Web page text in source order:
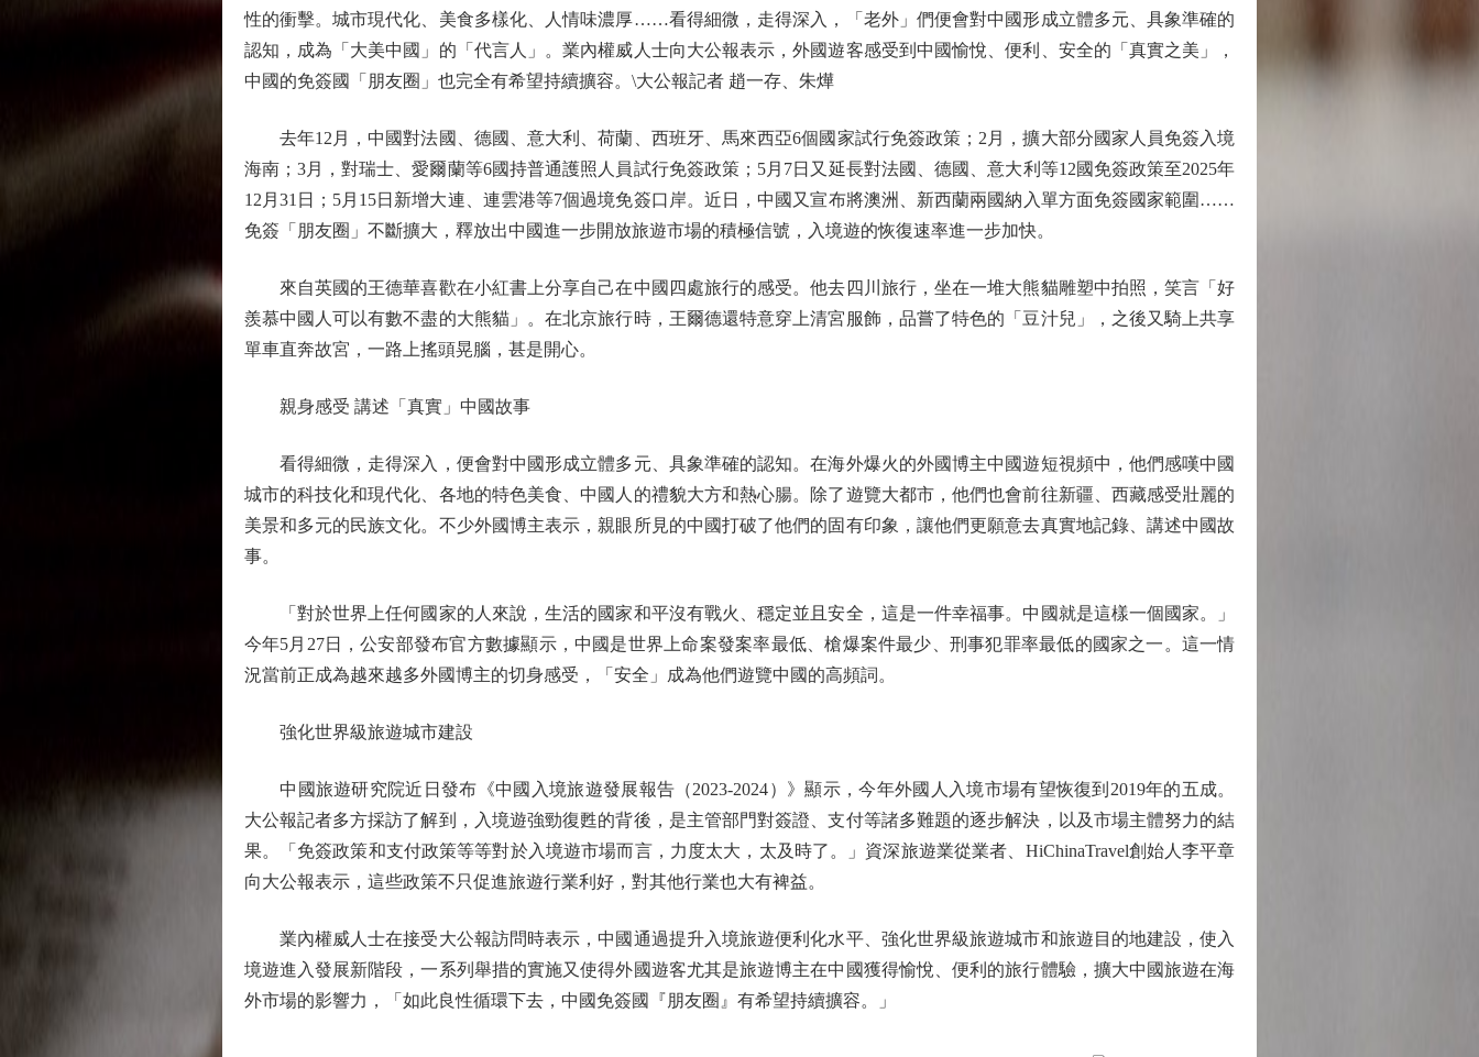
性的衝擊。城市現代化、美食多樣化、人情味濃厚……看得細微，走得深入，「老外」們便會對中國形成立體多元、具象準確的
認知，成為「大美中國」的「代言人」。業內權威人士向大公報表示，外國遊客感受到中國愉悅、便利、安全的「真實之美」，
中國的免簽國「朋友圈」也完全有希望持續擴容。\大公報記者 趙一存、朱燁
去年12月，中國對法國、德國、意大利、荷蘭、西班牙、馬來西亞6個國家試行免簽政策；2月，擴大部分國家人員免簽入境
海南；3月，對瑞士、愛爾蘭等6國持普通護照人員試行免簽政策；5月7日又延長對法國、德國、意大利等12國免簽政策至2025年
12月31日；5月15日新增大連、連雲港等7個過境免簽口岸。近日，中國又宣布將澳洲、新西蘭兩國納入單方面免簽國家範圍……
免簽「朋友圈」不斷擴大，釋放出中國進一步開放旅遊市場的積極信號，入境遊的恢復速率進一步加快。
來自英國的王德華喜歡在小紅書上分享自己在中國四處旅行的感受。他去四川旅行，坐在一堆大熊貓雕塑中拍照，笑言「好
羨慕中國人可以有數不盡的大熊貓」。在北京旅行時，王爾德還特意穿上清宮服飾，品嘗了特色的「豆汁兒」，之後又騎上共享
單車直奔故宮，一路上搖頭晃腦，甚是開心。
親身感受 講述「真實」中國故事
看得細微，走得深入，便會對中國形成立體多元、具象準確的認知。在海外爆火的外國博主中國遊短視頻中，他們感嘆中國
城市的科技化和現代化、各地的特色美食、中國人的禮貌大方和熱心腸。除了遊覽大都市，他們也會前往新疆、西藏感受壯麗的
美景和多元的民族文化。不少外國博主表示，親眼所見的中國打破了他們的固有印象，讓他們更願意去真實地記錄、講述中國故
事。
「對於世界上任何國家的人來說，生活的國家和平沒有戰火、穩定並且安全，這是一件幸福事。中國就是這樣一個國家。」
今年5月27日，公安部發布官方數據顯示，中國是世界上命案發案率最低、槍爆案件最少、刑事犯罪率最低的國家之一。這一情
況當前正成為越來越多外國博主的切身感受，「安全」成為他們遊覽中國的高頻詞。
強化世界級旅遊城市建設
中國旅遊研究院近日發布《中國入境旅遊發展報告（2023-2024）》顯示，今年外國人入境市場有望恢復到2019年的五成。
大公報記者多方採訪了解到，入境遊強勁復甦的背後，是主管部門對簽證、支付等諸多難題的逐步解決，以及市場主體努力的結
果。「免簽政策和支付政策等等對於入境遊市場而言，力度太大，太及時了。」資深旅遊業從業者、HiChinaTravel創始人李平章
向大公報表示，這些政策不只促進旅遊行業利好，對其他行業也大有裨益。
業內權威人士在接受大公報訪問時表示，中國通過提升入境旅遊便利化水平、強化世界級旅遊城市和旅遊目的地建設，使入
境遊進入發展新階段，一系列舉措的實施又使得外國遊客尤其是旅遊博主在中國獲得愉悅、便利的旅行體驗，擴大中國旅遊在海
外市場的影響力，「如此良性循環下去，中國免簽國『朋友圈』有希望持續擴容。」